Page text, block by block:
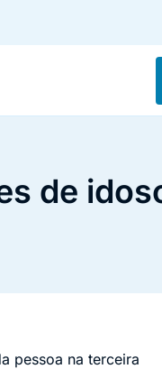
de
pessoa na terceira